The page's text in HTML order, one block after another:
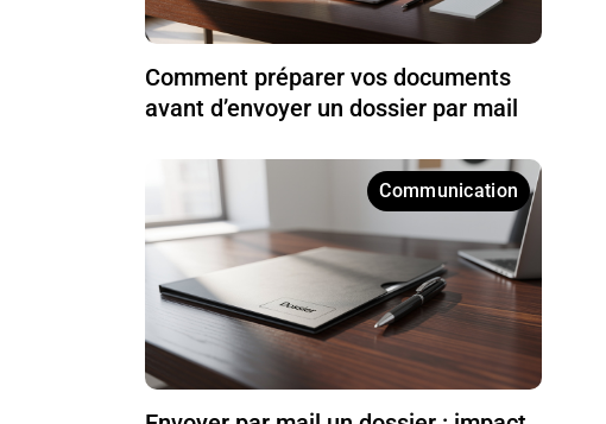
Comment préparer vos documents
avant d’envoyer un dossier par mail
Communication